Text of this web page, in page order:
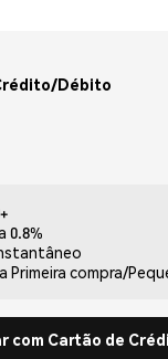
Débito
0.8%
Primeira compra/
com Cartão de